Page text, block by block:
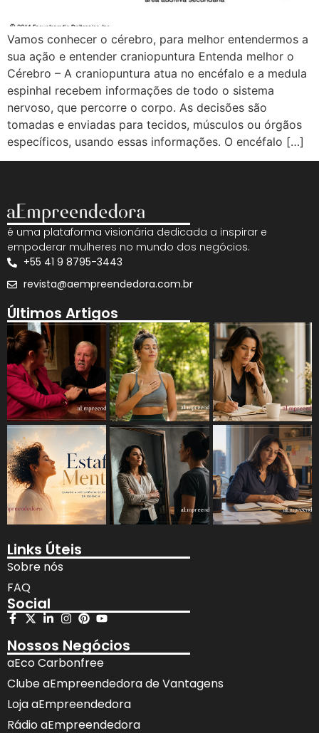
Vamos conhecer o cérebro, para melhor entendermos a
sua ação e entender craniopuntura Entenda melhor o
Cérebro – A craniopuntura atua no encéfalo e a medula
espinhal recebem informações de todo o sistema
nervoso, que percorre o corpo. As decisões são
tomadas e enviadas para tecidos, músculos ou órgãos
específicos, usando essas informações. O encéfalo […]
é uma plataforma visionária dedicada a inspirar e
empoderar mulheres no mundo dos negócios.
+55 41 9 8795-3443
revista@aempreendedora.com.br
Últimos Artigos
Links Úteis
Sobre nós
FAQ
Social
Nossos Negócios
aEco Carbonfree
Clube aEmpreendedora de Vantagens
Loja aEmpreendedora
Rádio aEmpreendedora